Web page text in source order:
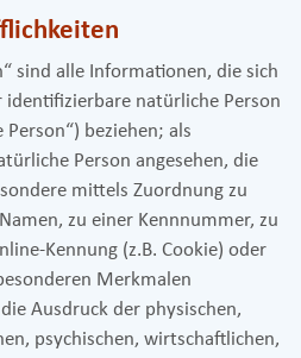
sind alle Informationen, die sich
natürliche Person
beziehen; als
Person angesehen, die
mittels Zuordnung zu
zu einer Kennnummer, zu
Kennung (z.B. Cookie) oder
Merkmalen
Ausdruck der physischen,
psychischen, wirtschaftlichen,